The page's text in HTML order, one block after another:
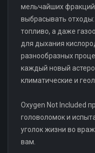
мельчайших фракций
выбрасывать
топливо, а даже
для дыхания
разнообразных
каждый новый
климатические и
Oxygen Not Included
головоломок и
уголок жизни во
вам.